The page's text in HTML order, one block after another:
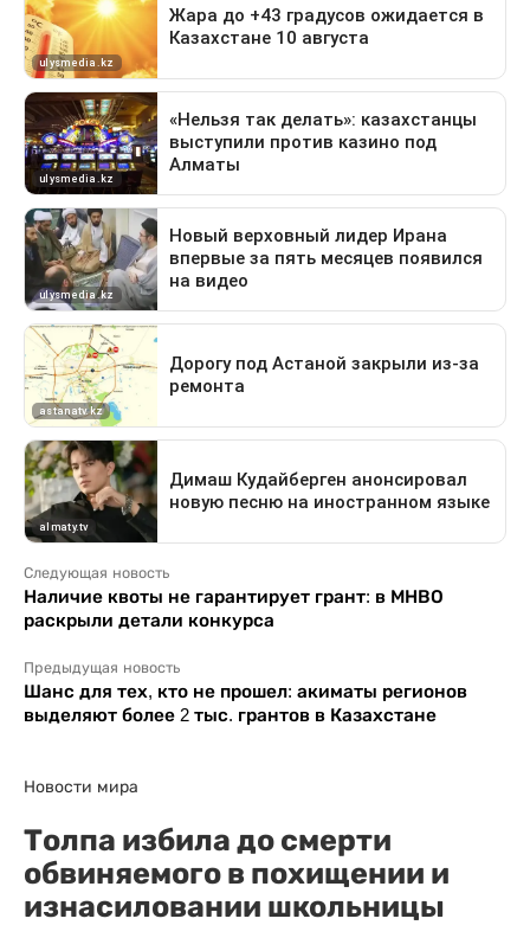
Следующая новость
Наличие квоты не гарантирует грант: в МНВО
раскрыли детали конкурса
Предыдущая новость
Шанс для тех, кто не прошел: акиматы регионов
выделяют более 2 тыс. грантов в Казахстане
Новости мира
Толпа избила до смерти
обвиняемого в похищении и
изнасиловании школьницы